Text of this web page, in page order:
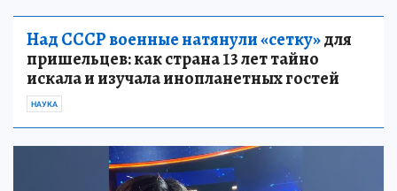
Над СССР военные натянули «сетку»для
пришельцев: как страна 13 лет тайно
искала и изучала инопланетных гостей
НАУКА